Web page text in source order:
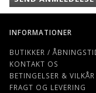
INFORMATIONER
BUTIKKER /
KONTAKT OS
BETINGELSER & VILKÅR
FRAGT OG LEVERING